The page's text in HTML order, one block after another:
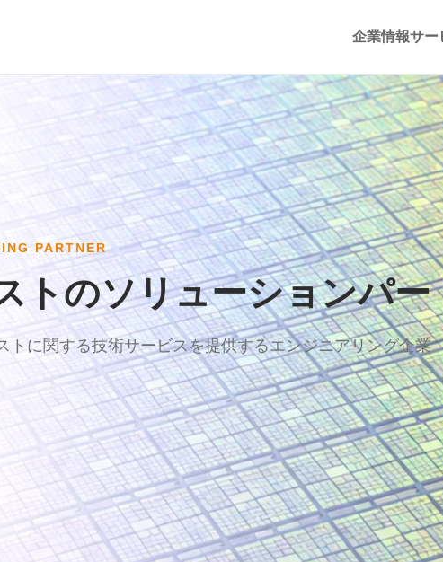
企業情報サー
PARTNER
トのソリューションパー
トに関する技術サービスを提供するエンジニアリング企業